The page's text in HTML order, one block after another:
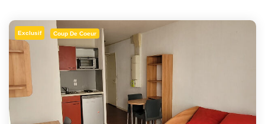
Exclusif Coup De Coeur